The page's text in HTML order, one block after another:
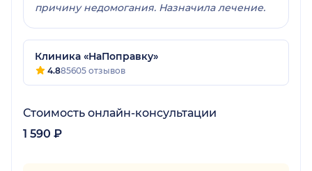
причину недомогания. Назначила лечение.
Клиника «НаПоправку»
4.885605 отзывов
Стоимость онлайн-консультации
1 590 ₽